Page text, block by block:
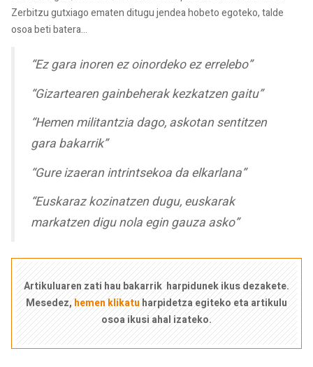
Zerbitzu gutxiago ematen ditugu jendea hobeto egoteko, talde
osoa beti batera...
“Ez gara inoren ez oinordeko ez errelebo”
“Gizartearen gainbeherak kezkatzen gaitu”
“Hemen militantzia dago, askotan sentitzen
gara bakarrik”
“Gure izaeran intrintsekoa da elkarlana”
“Euskaraz kozinatzen dugu, euskarak
markatzen digu nola egin gauza asko”
Artikuluaren zati hau bakarrik harpidunek ikus dezakete.
Mesedez, hemen klikatu harpidetza egiteko eta artikulu
osoa ikusi ahal izateko.